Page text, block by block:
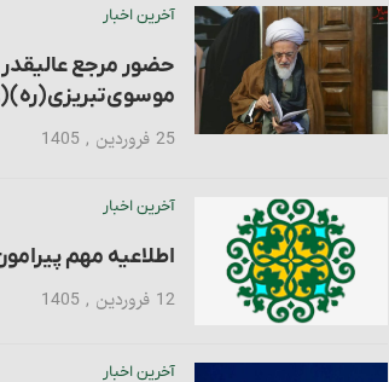
آخرین اخبار
حضور مرجع
25 فروردین , 1405
آخرین اخبار
اطلاعیه مهم
12 فروردین , 1405
آخرین اخبار